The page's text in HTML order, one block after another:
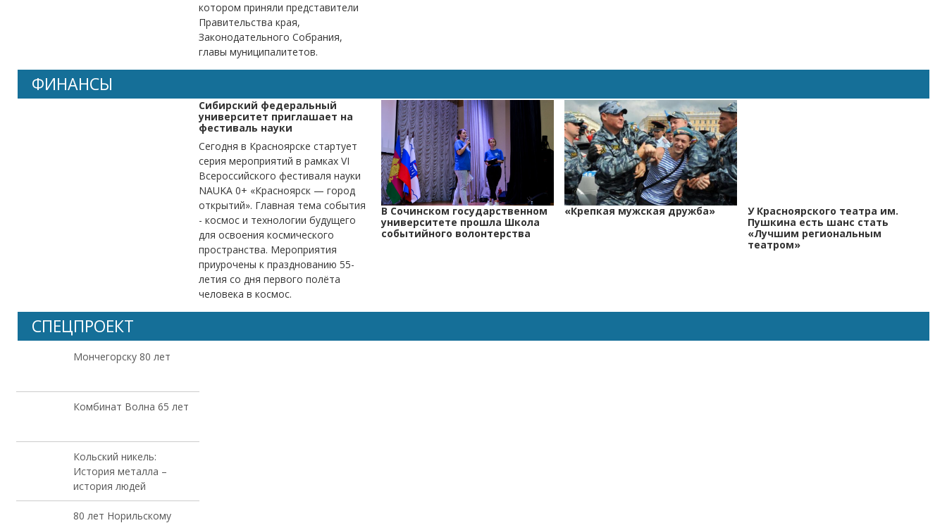
котором приняли представители
Правительства края,
Законодательного Собрания,
главы муниципалитетов.
ФИНАНСЫ
Сибирский федеральный
университет приглашает на
фестиваль науки
Сегодня в Красноярске стартует
серия мероприятий в рамках VI
Всероссийского фестиваля науки
NAUKA 0+ «Красноярск — город
открытий». Главная тема события
- космос и технологии будущего
для освоения космического
пространства. Мероприятия
приурочены к празднованию 55-
летия со дня первого полёта
человека в космос.
В Сочинском государственном
университете прошла Школа
событийного волонтерства
«Крепкая мужская дружба»
У Красноярского театра им.
Пушкина есть шанс стать
«Лучшим региональным
театром»
СПЕЦПРОЕКТ
Мончегорску 80 лет
Комбинат Волна 65 лет
Кольский никель:
История металла –
история людей
80 лет Норильскому